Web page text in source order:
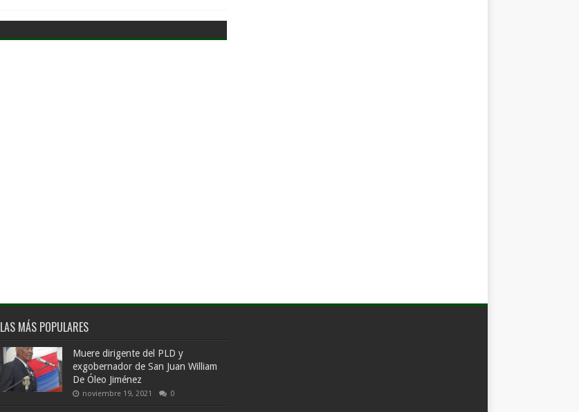
LAS MÁS POPULARES
Muere dirigente del PLD y
exgobernador de San Juan William
De Óleo Jiménez
noviembre 19, 2021 0